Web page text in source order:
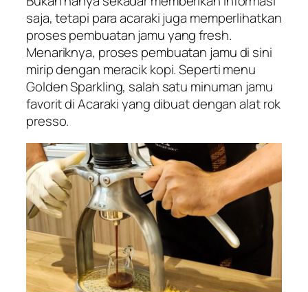
saja, tetapi paraacarakijuga memperlihatkan
proses pembuatan jamu yangfresh.
Menariknya, proses pembuatan jamu di sini
mirip dengan meracik kopi. Seperti menu
Golden Sparkling, salah satu minuman jamu
favorit di Acaraki yang dibuat dengan alat rok
presso.